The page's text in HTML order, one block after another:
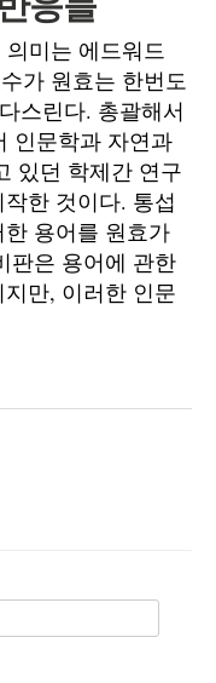
의미는 에드워드
가 원효는 한번도
스린다. 총괄해서
인문학과 자연과
있던 학제간 연구
한 것이다. 통섭
용어를 원효가
판은 용어에 관한
만, 이러한 인문